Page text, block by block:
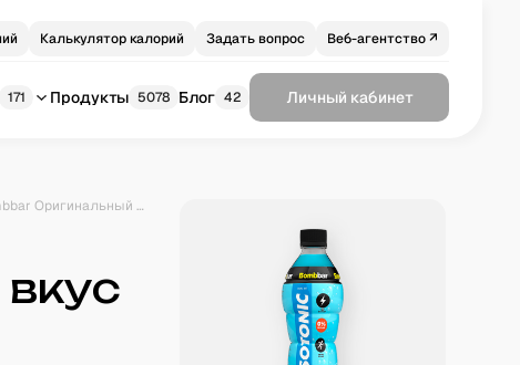
Калькулятор калорий Задать вопрос Веб-агентство ↗
171 Продукты 5078 Блог 42 Личный кабинет
Изотонический напиток Bombbar Оригинальный вкус 500 мл